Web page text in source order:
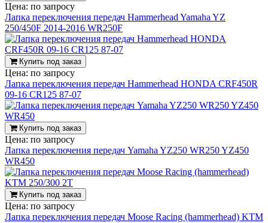
Цена: по запросу
Лапка переключения передач Hammerhead Yamaha YZ
250/450F 2014-2016 WR250F
Купить под заказ
Цена: по запросу
Лапка переключения передач Hammerhead HONDA CRF450R
09-16 CR125 87-07
Купить под заказ
Цена: по запросу
Лапка переключения передач Yamaha YZ250 WR250 YZ450
WR450
Купить под заказ
Цена: по запросу
Лапка переключения передач Moose Racing (hammerhead) KTM